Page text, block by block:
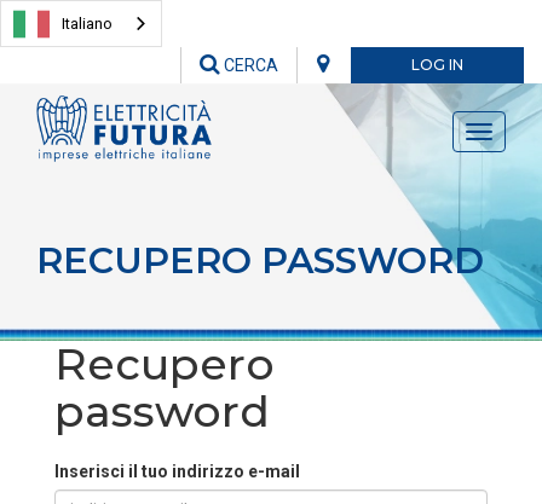
Italiano
LOG IN
CERCA
Toggle
RECUPERO PASSWORD
Recupero
password
Inserisci il tuo indirizzo e-mail